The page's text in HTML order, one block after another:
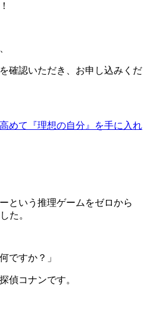
確認いただき、お申し込みくだ
めて『理想の自分』を手に入れ
という推理ゲームをゼロから
た。
ですか？」
偵コナンです。